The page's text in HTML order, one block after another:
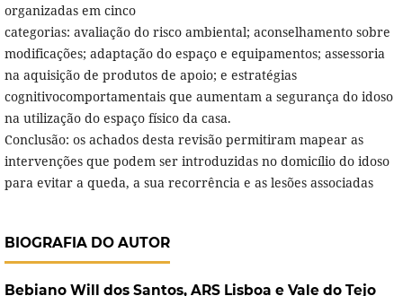
organizadas em cinco
categorias: avaliação do risco ambiental; aconselhamento sobre
modificações; adaptação do espaço e equipamentos; assessoria
na aquisição de produtos de apoio; e estratégias
cognitivocomportamentais que aumentam a segurança do idoso
na utilização do espaço físico da casa.
Conclusão: os achados desta revisão permitiram mapear as
intervenções que podem ser introduzidas no domicílio do idoso
para evitar a queda, a sua recorrência e as lesões associadas
BIOGRAFIA DO AUTOR
Bebiano Will dos Santos, ARS Lisboa e Vale do Tejo